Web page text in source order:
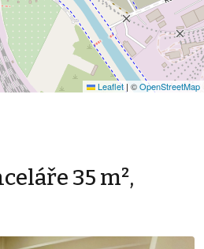
Leaflet | ©OpenStreetMap
35 m²,